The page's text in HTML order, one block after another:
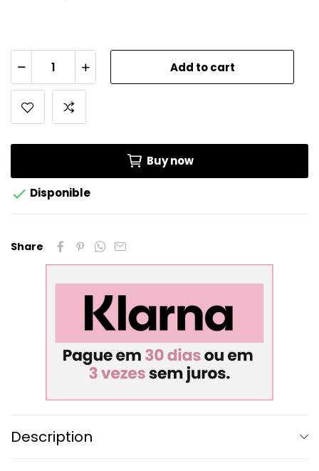
Add to cart
Buy now
 Disponible
Share
Description